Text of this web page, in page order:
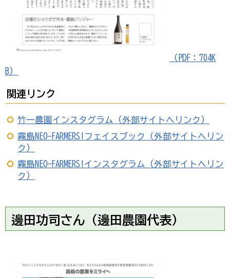
（PDF：704K
B）
関連リンク
竹一農園インスタグラム（外部サイトへリンク）
霧島NEO-FARMERS!フェイスブック（外部サイトへリン
ク）
霧島NEO-FARMERS!インスタグラム（外部サイトへリン
ク）
邊 田功司さん（邊田農園代表）